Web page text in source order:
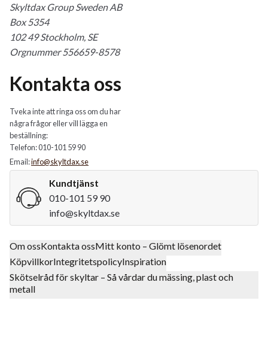
Skyltdax Group Sweden AB
Box 5354
102 49 Stockholm, SE
Orgnummer 556659-8578
Kontakta oss
Tveka inte att ringa oss om du har
några frågor eller vill lägga en
beställning:
Telefon: 010-101 59 90
Email:info@skyltdax.se
Kundtjänst
010-101 59 90
info@skyltdax.se
Om ossKontakta ossMitt konto – Glömt lösenordet
KöpvillkorIntegritetspolicyInspiration
Skötselråd för skyltar – Så vårdar du mässing, plast och
metall